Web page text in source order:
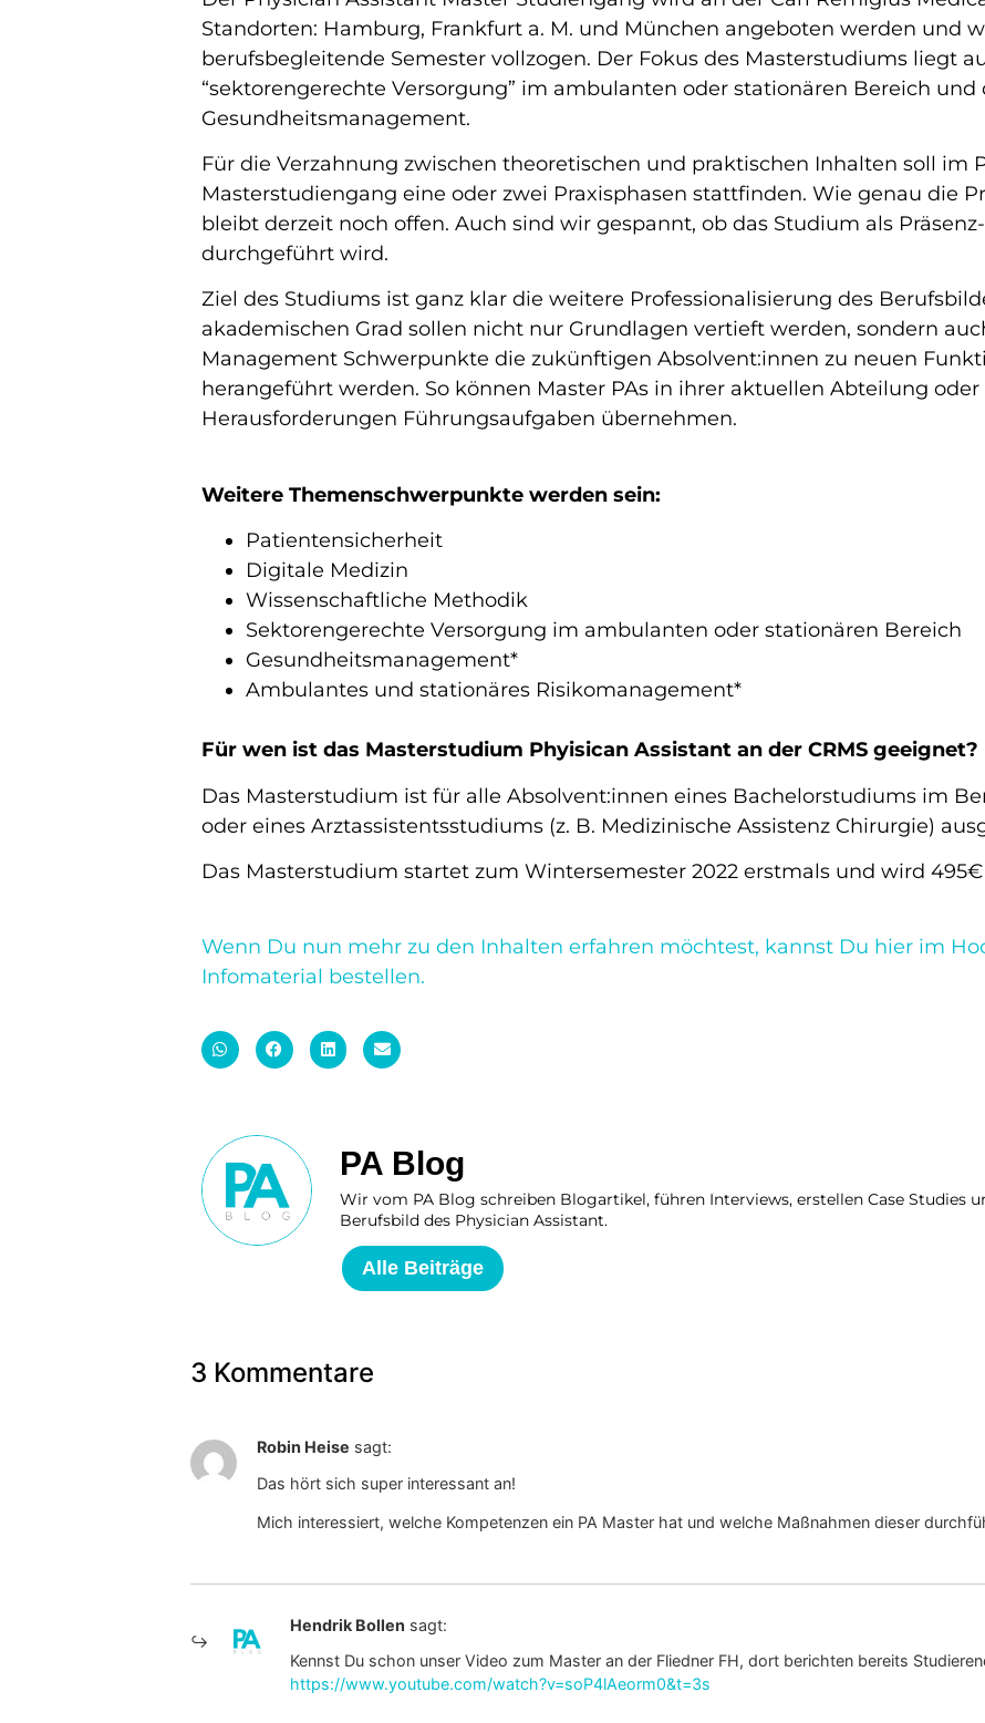
Standorten: Hamburg, Frankfurt a. M. und München angeboten werden und
berufsbegleitende Semester vollzogen. Der Fokus des Masterstudiums liegt
“sektorengerechte Versorgung” im ambulanten oder stationären Bereich und
Gesundheitsmanagement.
Für die Verzahnung zwischen theoretischen und praktischen Inhalten soll im
Masterstudiengang eine oder zwei Praxisphasen stattfinden. Wie genau die
bleibt derzeit noch offen. Auch sind wir gespannt, ob das Studium als
durchgeführt wird.
Ziel des Studiums ist ganz klar die weitere Professionalisierung des
akademischen Grad sollen nicht nur Grundlagen vertieft werden, sondern
Management Schwerpunkte die zukünftigen Absolvent:innen zu neuen
herangeführt werden. So können Master PAs in ihrer aktuellen Abteilung
Herausforderungen Führungsaufgaben übernehmen.
Weitere Themenschwerpunkte werden sein:
Patientensicherheit
Digitale Medizin
Wissenschaftliche Methodik
Sektorengerechte Versorgung im ambulanten oder stationären Bereich
Gesundheitsmanagement*
Ambulantes und stationäres Risikomanagement*
Für wen ist das Masterstudium Phyisican Assistant an der CRMS geeignet?
Das Masterstudium ist für alle Absolvent:innen eines Bachelorstudiums im
oder eines Arztassistentsstudiums (z. B. Medizinische Assistenz Chirurgie)
Das Masterstudium startet zum Wintersemester 2022 erstmals und wird
Wenn Du nun mehr zu den Inhalten erfahren möchtest, kannst Du hier im
Infomaterial bestellen.
PA Blog
Wir vom PA Blog schreiben Blogartikel, führen Interviews, erstellen Case Studies
Berufsbild des Physician Assistant.
Alle Beiträge
3 Kommentare
Robin Heise sagt:
Das hört sich super interessant an!
Mich interessiert, welche Kompetenzen ein PA Master hat und welche Maßnahmen dieser
Hendrik Bollen sagt:
Kennst Du schon unser Video zum Master an der Fliedner FH, dort berichten bereits
https://www.youtube.com/watch?v=soP4lAeorm0&t=3s